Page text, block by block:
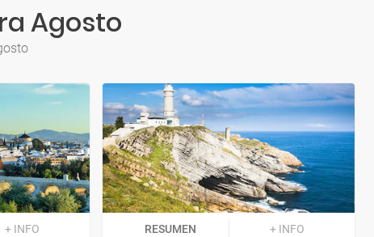
Agosto
+ INFO RESUMEN + INFO